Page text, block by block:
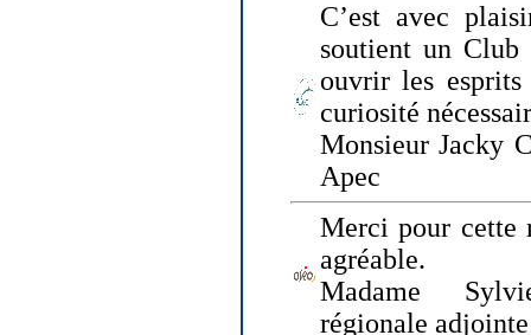
C’est avec
soutient un Club
ouvrir les
curiosité
Monsieur Jacky
Apec
Merci pour cette
agréable.
Madame
régionale